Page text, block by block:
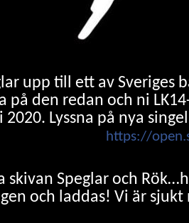
upp till ett av Sveriges
på den redan och ni
Lyssna på nya
skivan Speglar och
och laddas! Vi är